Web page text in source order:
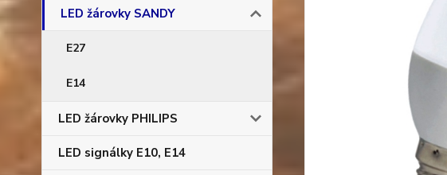
LED žárovky SANDY
E27
E14
LED žárovky PHILIPS
LED signálky E10, E14